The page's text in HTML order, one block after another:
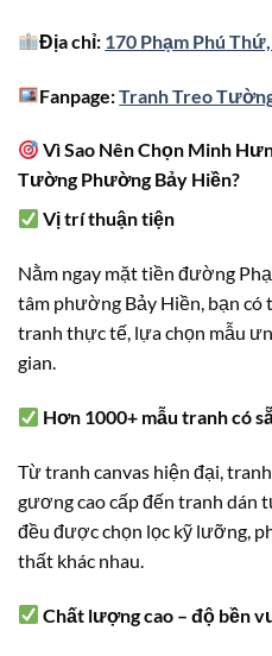
Địa chỉ: 170 Phạm Phú
Fanpage:Tranh Treo
Vì Sao Nên Chọn Minh
Tường Phường Bảy Hiền?
Vị trí thuận tiện
Nằm ngay mặt tiền đường
tâm phường Bảy Hiền, bạn có
tranh thực tế, lựa chọn mẫu
gian.
Hơn 1000+ mẫu tranh có
Từ tranh canvas hiện đại,
gương cao cấp đến tranh dán
đều được chọn lọc kỹ lưỡng,
thất khác nhau.
Chất lượng cao – độ bền